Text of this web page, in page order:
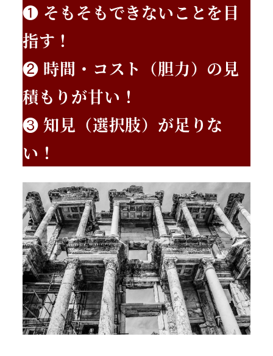
❶ そもそもできないことを目
指す！
❷ 時間・コスト（胆力）の見
積もりが甘い！
❸ 知見（選択肢）が足りな
い！